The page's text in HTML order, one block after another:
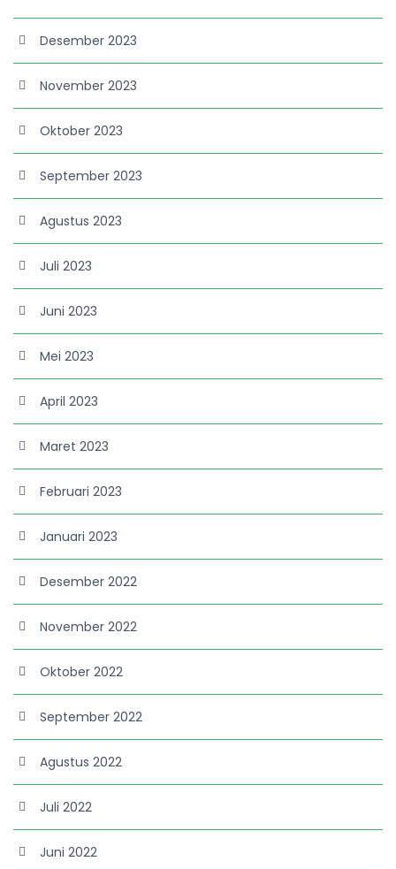
Desember 2023
November 2023
Oktober 2023
September 2023
Agustus 2023
Juli 2023
Juni 2023
Mei 2023
April 2023
Maret 2023
Februari 2023
Januari 2023
Desember 2022
November 2022
Oktober 2022
September 2022
Agustus 2022
Juli 2022
Juni 2022